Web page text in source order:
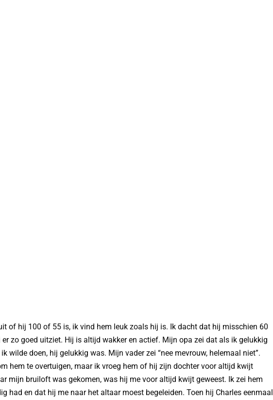
of hij 100 of 55 is, ik vind hem leuk zoals hij is. Ik dacht dat hij misschien 60
zo goed uitziet. Hij is altijd wakker en actief. Mijn opa zei dat als ik gelukkig
wilde doen, hij gelukkig was. Mijn vader zei “nee mevrouw, helemaal niet”.
hem te overtuigen, maar ik vroeg hem of hij zijn dochter voor altijd kwijt
mijn bruiloft was gekomen, was hij me voor altijd kwijt geweest. Ik zei hem
had en dat hij me naar het altaar moest begeleiden. Toen hij Charles eenmaal